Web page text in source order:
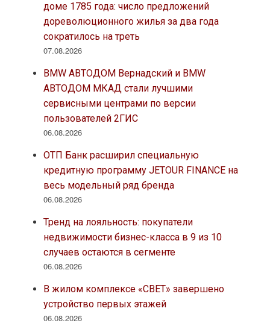
доме 1785 года: число предложений
дореволюционного жилья за два года
сократилось на треть
07.08.2026
BMW АВТОДОМ Вернадский и BMW
АВТОДОМ МКАД стали лучшими
сервисными центрами по версии
пользователей 2ГИС
06.08.2026
ОТП Банк расширил специальную
кредитную программу JETOUR FINANCE на
весь модельный ряд бренда
06.08.2026
Тренд на лояльность: покупатели
недвижимости бизнес-класса в 9 из 10
случаев остаются в сегменте
06.08.2026
В жилом комплексе «СВЕТ» завершено
устройство первых этажей
06.08.2026